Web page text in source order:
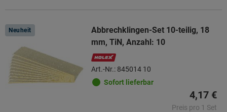
Neuheit
Abbrechklingen-Set 10-teilig, 18
mm, TiN, Anzahl: 10
Art.-Nr.: 845014 10
Sofort lieferbar
4,17 €
Preis pro 1 Set